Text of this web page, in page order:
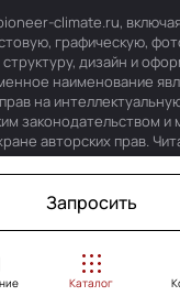
Запросить
Каталог
climate.ru,
графическую,
дизайн и
наименование
на
законодательством
авторских прав.